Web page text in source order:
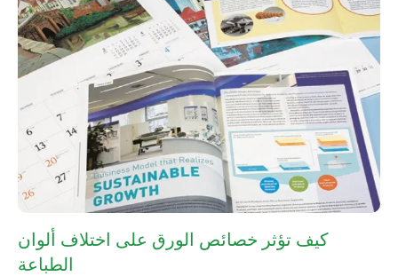
كيف تؤثر خصائص الورق على اختلاف ألوان
الطباعة